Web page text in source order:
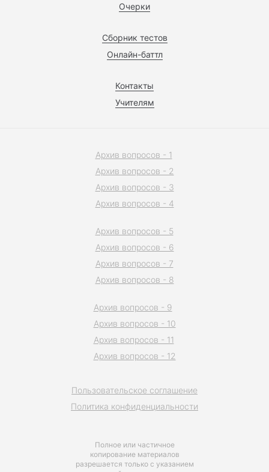
Очерки
Сборник тестов
Онлайн-баттл
Контакты
Учителям
Полное или частичное
копирование материалов
разрешается только с указанием
Пользовательское соглашение
Политика конфиденциальности
Архив вопросов - 1
Архив вопросов - 2
Архив вопросов - 3
Архив вопросов - 4
Архив вопросов - 5
Архив вопросов - 6
Архив вопросов - 7
Архив вопросов - 8
Архив вопросов - 9
Архив вопросов - 10
Архив вопросов - 11
Архив вопросов - 12